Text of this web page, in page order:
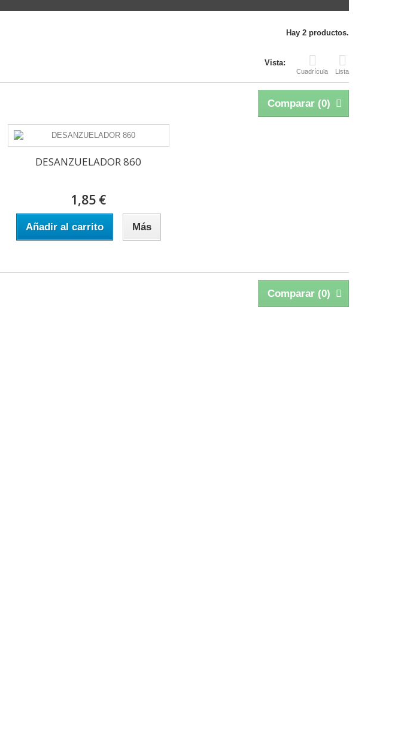
Hay 2 productos.
Vista:
Cuadrícula Lista
Comparar (0)
DESANZUELADOR 860
1,85 €
Añadir al carrito Más
Comparar (0)